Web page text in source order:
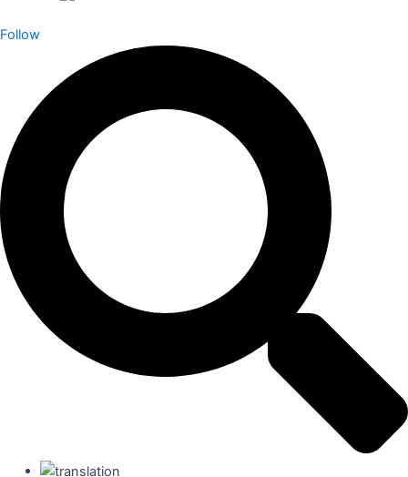
Follow